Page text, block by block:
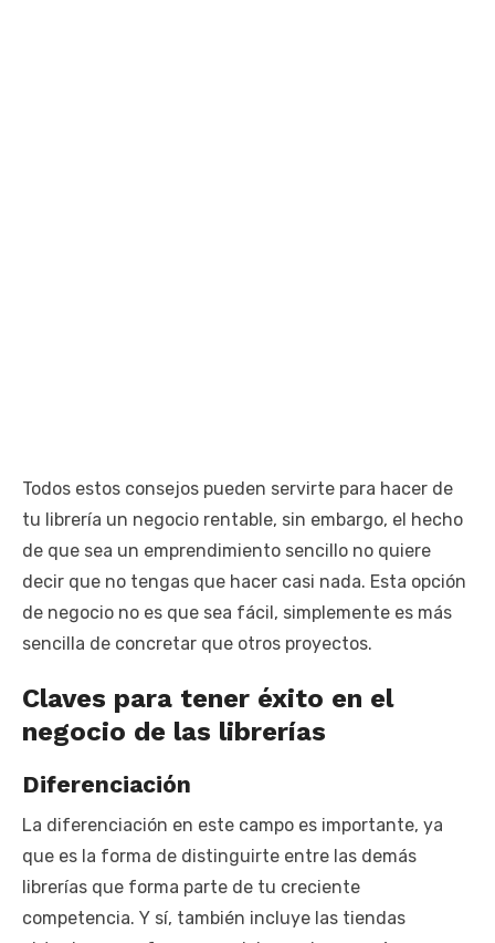
Todos estos consejos pueden servirte para hacer de
tu librería un negocio rentable, sin embargo, el hecho
de que sea un emprendimiento sencillo no quiere
decir que no tengas que hacer casi nada. Esta opción
de negocio no es que sea fácil, simplemente es más
sencilla de concretar que otros proyectos.
Claves para tener éxito en el
negocio de las librerías
Diferenciación
La diferenciación en este campo es importante, ya
que es la forma de distinguirte entre las demás
librerías que forma parte de tu creciente
competencia. Y sí, también incluye las tiendas